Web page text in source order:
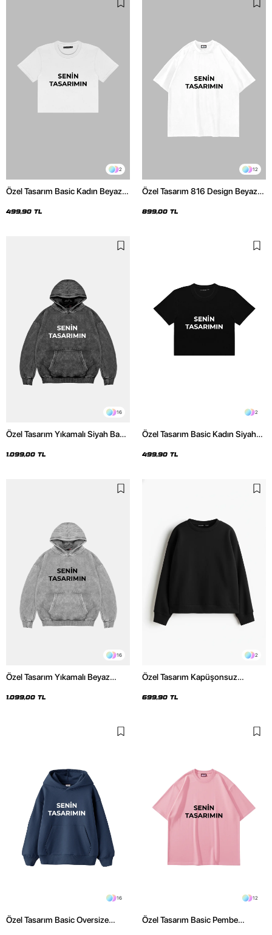
2
Özel Tasarım Basic Kadın Beyaz
499,90 TL
12
Özel Tasarım 816 Design Beyaz
899,00 TL
16
Özel Tasarım Yıkamalı Siyah Basic
1.099,00 TL
2
Özel Tasarım Basic Kadın Siyah
499,90 TL
16
Özel Tasarım Yıkamalı Beyaz
1.099,00 TL
2
Özel Tasarım Kapüşonsuz
Sweatshirt
699,90 TL
16
Özel Tasarım Basic Oversize
12
Özel Tasarım Basic Pembe